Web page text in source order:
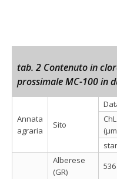
tab. 2 Contenuto in
prossimale MC-100 in
Annata
agraria
Sito
ChL
Alberese
(GR)
536